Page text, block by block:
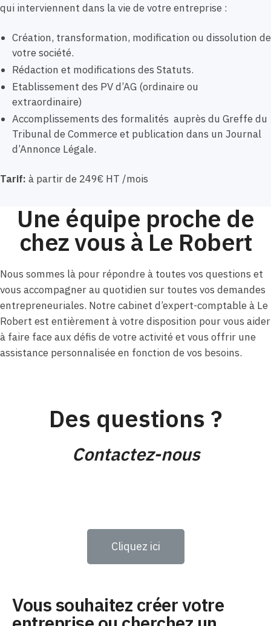
qui interviennent dans la vie de votre entreprise :
Création, transformation, modification ou dissolution de
votre société.
Rédaction et modifications des Statuts.
Etablissement des PV d’AG (ordinaire ou
extraordinaire)
Accomplissements des formalités auprès du Greffe du
Tribunal de Commerce et publication dans un Journal
d’Annonce Légale.
Tarif: à partir de 249€ HT /mois
Une équipe proche de
chez vous à Le Robert
Nous sommes là pour répondre à toutes vos questions et
vous accompagner au quotidien sur toutes vos demandes
entrepreneuriales. Notre cabinet d’expert-comptable à Le
Robert est entièrement à votre disposition pour vous aider
à faire face aux défis de votre activité et vous offrir une
assistance personnalisée en fonction de vos besoins.
Des questions ?
Contactez-nous
Cliquez ici
Vous souhaitez créer votre